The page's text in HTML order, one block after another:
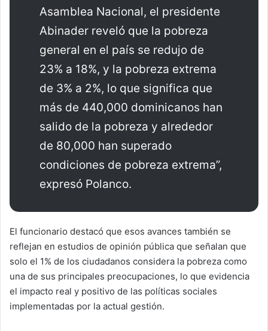
Asamblea Nacional, el presidente
Abinader reveló que la pobreza
general en el país se redujo de
23% a 18%, y la pobreza extrema
de 3% a 2%, lo que significa que
más de 440,000 dominicanos han
salido de la pobreza y alrededor
de 80,000 han superado
condiciones de pobreza extrema”,
expresó Polanco.
El funcionario destacó que esos avances también se
reflejan en estudios de opinión pública que señalan que
solo el 1% de los ciudadanos considera la pobreza como
una de sus principales preocupaciones, lo que evidencia
el impacto real y positivo de las políticas sociales
implementadas por la actual gestión.